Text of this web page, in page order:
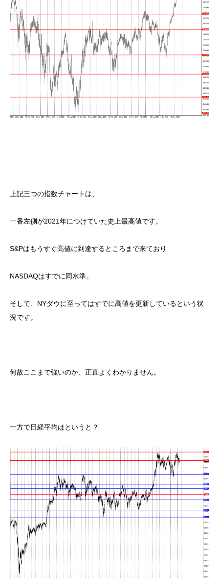
上記三つの指数チャートは、
一番左側が2021年につけていた史上最高値です。
S&Pはもうすぐ高値に到達するところまで来ており
NASDAQはすでに同水準。
そして、NYダウに至ってはすでに高値を更新しているという状
況です。
何故ここまで強いのか、正直よくわかりません。
一方で日経平均はというと？